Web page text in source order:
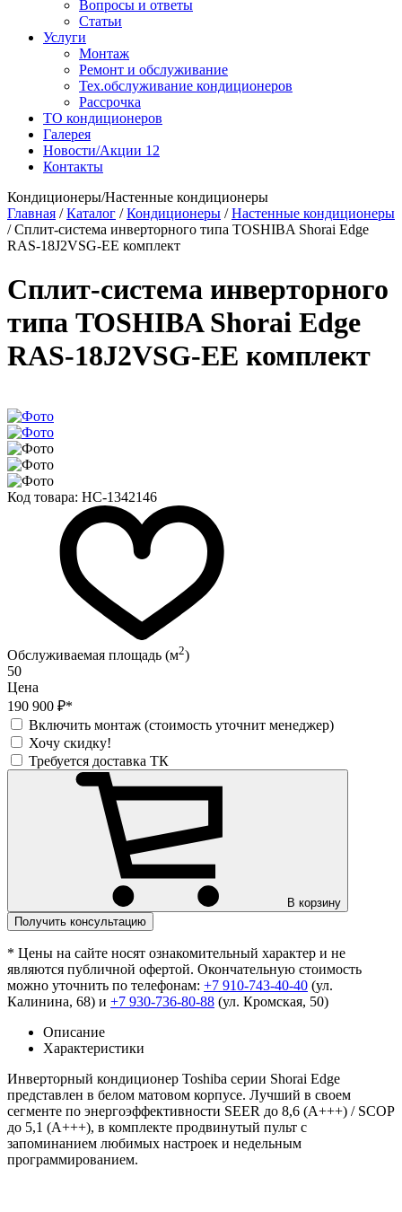
Вопросы и ответы
Статьи
Услуги
Монтаж
Ремонт и обслуживание
Тех.обслуживание кондиционеров
Рассрочка
ТО кондиционеров
Галерея
Новости/Акции 12
Контакты
Кондиционеры/Настенные кондиционеры
Главная /Каталог /Кондиционеры /Настенные кондиционеры
/Сплит-система инверторного типа TOSHIBA Shorai Edge
RAS-18J2VSG-EE комплект
Сплит-система инверторного
типа TOSHIBA Shorai Edge
RAS-18J2VSG-EE комплект
Код товара: НС-1342146
Обслуживаемая площадь (м2)
50
Цена
190 900 ₽*
Включить монтаж (стоимость уточнит менеджер)
Хочу скидку!
Требуется доставка ТК
В корзину
Получить консультацию
* Цены на сайте носят ознакомительный характер и не
являются публичной офертой. Окончательную стоимость
можно уточнить по телефонам: +7 910-743-40-40 (ул.
Калинина, 68) и +7 930-736-80-88 (ул. Кромская, 50)
Описание
Характеристики
Инверторный кондиционер Toshiba серии Shorai Edge
представлен в белом матовом корпусе. Лучший в своем
сегменте по энергоэффективности SEER до 8,6 (А+++) / SCOP
до 5,1 (А+++), в комплекте продвинутый пульт с
запоминанием любимых настроек и недельным
программированием.